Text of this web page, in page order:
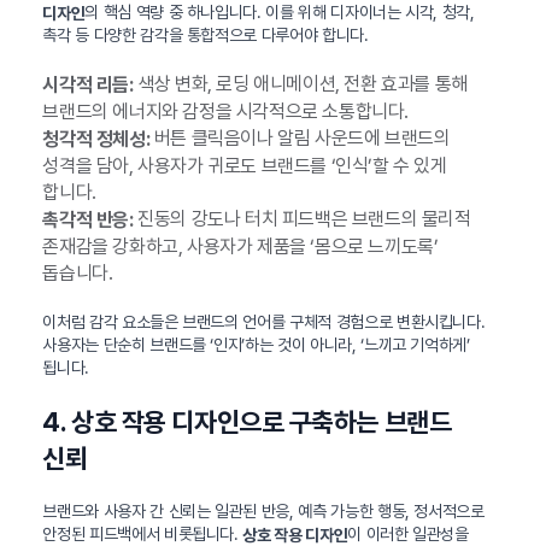
디자인의 핵심 역량 중 하나입니다. 이를 위해 디자이너는 시각, 청각,
촉각 등 다양한 감각을 통합적으로 다루어야 합니다.
시각적 리듬:색상 변화, 로딩 애니메이션, 전환 효과를 통해
브랜드의 에너지와 감정을 시각적으로 소통합니다.
청각적 정체성:버튼 클릭음이나 알림 사운드에 브랜드의
성격을 담아, 사용자가 귀로도 브랜드를 ‘인식’할 수 있게
합니다.
촉각적 반응:진동의 강도나 터치 피드백은 브랜드의 물리적
존재감을 강화하고, 사용자가 제품을 ‘몸으로 느끼도록’
돕습니다.
이처럼 감각 요소들은 브랜드의 언어를 구체적 경험으로 변환시킵니다.
사용자는 단순히 브랜드를 ‘인지’하는 것이 아니라, ‘느끼고 기억하게’
됩니다.
4. 상호 작용 디자인으로 구축하는 브랜드
신뢰
브랜드와 사용자 간 신뢰는 일관된 반응, 예측 가능한 행동, 정서적으로
안정된 피드백에서 비롯됩니다.상호 작용 디자인이 이러한 일관성을